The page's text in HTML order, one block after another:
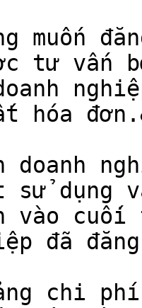
muốn
tư vấn
hóa
doanh
sử dụng
vào
đã
chi